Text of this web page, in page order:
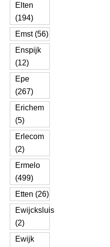
Elten
(194)
Emst (56)
Enspijk
(12)
Epe
(267)
Erichem
(5)
Erlecom
(2)
Ermelo
(499)
Etten (26)
Ewijcksluis
(2)
Ewijk